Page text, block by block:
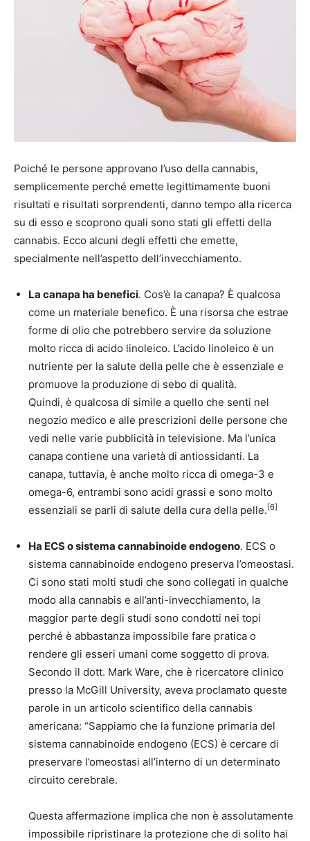
Poiché le persone approvano l’uso della cannabis,
semplicemente perché emette legittimamente buoni
risultati e risultati sorprendenti, danno tempo alla ricerca
su di esso e scoprono quali sono stati gli effetti della
cannabis. Ecco alcuni degli effetti che emette,
specialmente nell’aspetto dell’invecchiamento.
La canapa ha benefici. Cos’è la canapa? È qualcosa
come un materiale benefico. È una risorsa che estrae
forme di olio che potrebbero servire da soluzione
molto ricca di acido linoleico. L’acido linoleico è un
nutriente per la salute della pelle che è essenziale e
promuove la produzione di sebo di qualità.
Quindi, è qualcosa di simile a quello che senti nel
negozio medico e alle prescrizioni delle persone che
vedi nelle varie pubblicità in televisione. Ma l’unica
canapa contiene una varietà di antiossidanti. La
canapa, tuttavia, è anche molto ricca di omega-3 e
omega-6, entrambi sono acidi grassi e sono molto
essenziali se parli di salute della cura della pelle. [6]
Ha ECS o sistema cannabinoide endogeno. ECS o
sistema cannabinoide endogeno preserva l’omeostasi.
Ci sono stati molti studi che sono collegati in qualche
modo alla cannabis e all’anti-invecchiamento, la
maggior parte degli studi sono condotti nei topi
perché è abbastanza impossibile fare pratica o
rendere gli esseri umani come soggetto di prova.
Secondo il dott. Mark Ware, che è ricercatore clinico
presso la McGill University, aveva proclamato queste
parole in un articolo scientifico della cannabis
americana: “Sappiamo che la funzione primaria del
sistema cannabinoide endogeno (ECS) è cercare di
preservare l’omeostasi all’interno di un determinato
circuito cerebrale.
Questa affermazione implica che non è assolutamente
impossibile ripristinare la protezione che di solito hai